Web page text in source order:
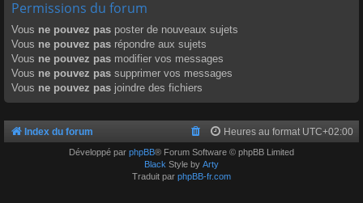
Permissions du forum
Vous ne pouvez pas poster de nouveaux sujets
Vous ne pouvez pas répondre aux sujets
Vous ne pouvez pas modifier vos messages
Vous ne pouvez pas supprimer vos messages
Vous ne pouvez pas joindre des fichiers
Index du forum Heures au format UTC+02:00
Développé par phpBB® Forum Software © phpBB Limited
Black Style by Arty
Traduit par phpBB-fr.com